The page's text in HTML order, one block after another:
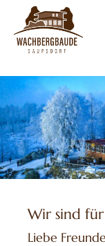
Wir sind für
Liebe